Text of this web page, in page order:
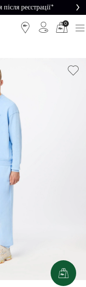
реєстрації*
0